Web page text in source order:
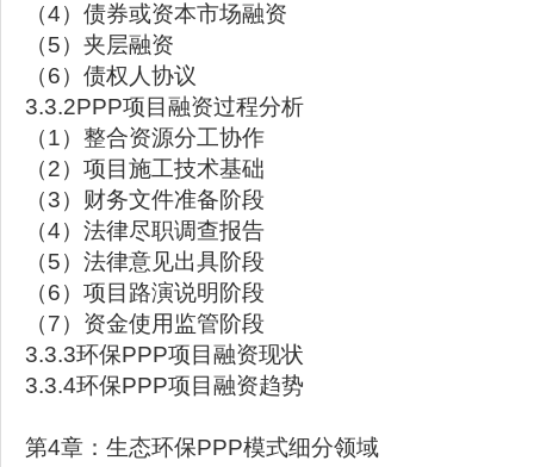
（4）债券或资本市场融资
（5）夹层融资
（6）债权人协议
3.3.2PPP项目融资过程分析
（1）整合资源分工协作
（2）项目施工技术基础
（3）财务文件准备阶段
（4）法律尽职调查报告
（5）法律意见出具阶段
（6）项目路演说明阶段
（7）资金使用监管阶段
3.3.3环保PPP项目融资现状
3.3.4环保PPP项目融资趋势
第4章：生态环保PPP模式细分领域